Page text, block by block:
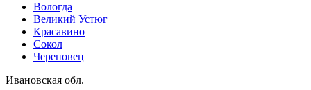
Вологда
Великий Устюг
Красавино
Сокол
Череповец
Ивановская обл.